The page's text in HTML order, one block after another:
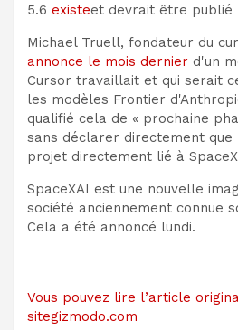
5.6 existeet devrait être publié
Michael Truell, fondateur du
annonce le mois dernier d'un
Cursor travaillait et qui serait
les modèles Frontier
qualifié cela de « prochaine
sans déclarer directement
projet directement lié à
SpaceXAI est une nouvelle
société anciennement connue
Cela a été annoncé lundi.
Vous pouvez lire l’article
sitegizmodo.com